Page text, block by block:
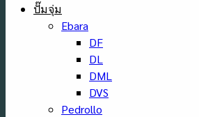
ปั๊มจุ่ม
Ebara
DF
DL
DML
DVS
Pedrollo